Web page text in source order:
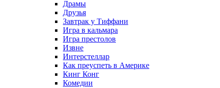
Драмы
Друзья
Завтрак у Тиффани
Игра в кальмара
Игра престолов
Извне
Интерстеллар
Как преуспеть в Америке
Кинг Конг
Комедии